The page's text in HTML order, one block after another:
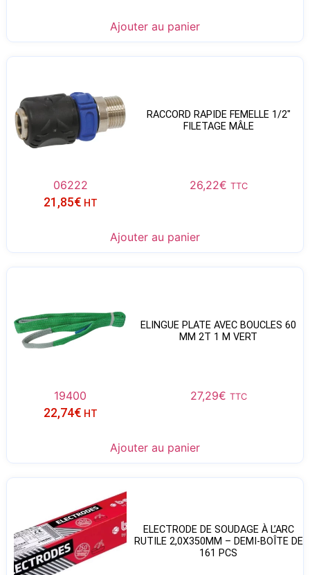
Ajouter au panier
RACCORD RAPIDE FEMELLE 1/2″
FILETAGE MÂLE
06222 26,22€ TTC
21,85€ HT
Ajouter au panier
ELINGUE PLATE AVEC BOUCLES 60
MM 2T 1 M VERT
19400 27,29€ TTC
22,74€ HT
Ajouter au panier
ELECTRODE DE SOUDAGE À L’ARC
RUTILE 2,0X350MM – DEMI-BOÎTE DE
161 PCS